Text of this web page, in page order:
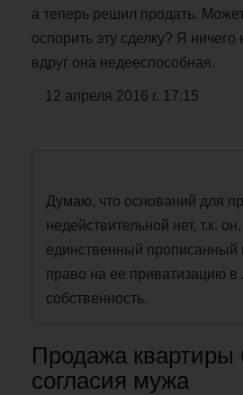
а теперь решил продать.
оспорить эту сделку? Я
вдруг она недееспособная.
12 апреля 2016 г. 17:15
Думаю, что оснований для
недействительной нет, т.к. он,
единственный прописанный
право на ее приватизацию в
собственность.
Продажа квартиры
согласия мужа